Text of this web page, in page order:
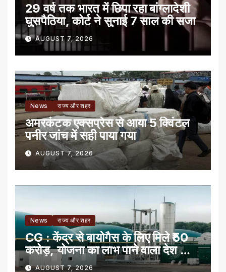
29 वर्ष तक भारत में छिपा रहा बांग्लादेशी
घुसपैठिया, कोर्ट ने सुनाई 7 साल की सजा
AUGUST 7, 2026
News राज्य और शहर
अमरकंटक एक्सप्रेस से आया 5 क्विंटल
पनीर जांच में सही पाया गया
AUGUST 7, 2026
News राज्य और शहर
CG : केंद्र से बायोगैस के लिए मिले ₹50
करोड़, योजना का लाभ पाने वाला देश का
पहला राज्य
AUGUST 7, 2026